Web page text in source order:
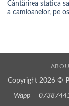
Cântărirea statica
a camioanelor, pe
Copyright 2026 ©
Wapp